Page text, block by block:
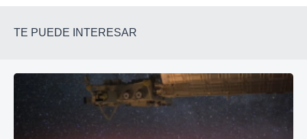
TE PUEDE INTERESAR